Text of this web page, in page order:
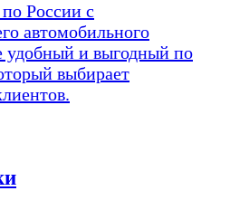
России с
автомобильного
удобный и выгодный по
выбирает